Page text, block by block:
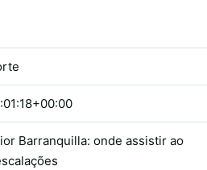
Barranquilla: onde assistir ao